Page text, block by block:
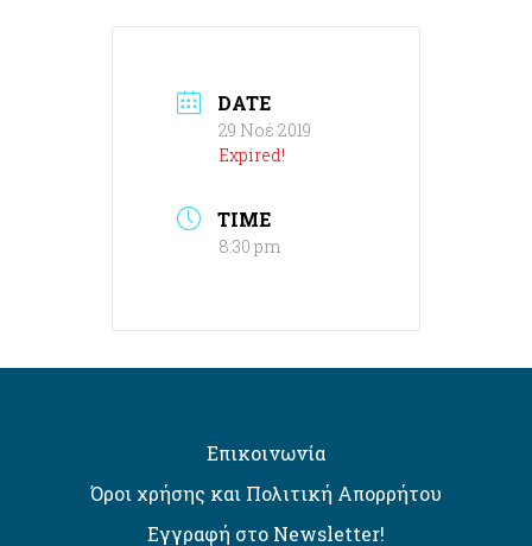
DATE
29 Νοέ 2019
Expired!
TIME
8:30 pm
Επικοινωνία
Όροι χρήσης και Πολιτική Απορρήτου
Εγγραφή στο Newsletter!